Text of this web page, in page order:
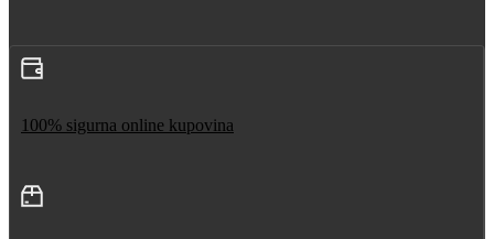
100% sigurna online kupovina